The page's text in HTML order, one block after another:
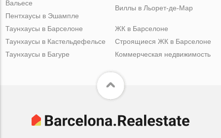
Вальесе
Пентхаусы в Эшампле
Виллы в Льорет-де-Мар
Таунхаусы в Барселоне
Таунхаусы в Кастельдефельсе
Таунхаусы в Багуре
ЖК в Барселоне
Строящиеся ЖК в Барселоне
Коммерческая недвижимость